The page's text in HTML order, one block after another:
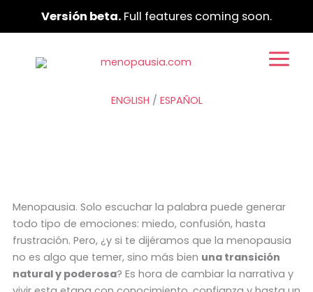
Versión beta. Full features coming soon.
ENGLISH / ESPAÑOL
Menopausia. Solo escuchar la palabra puede generar
todo tipo de emociones: miedo, confusión, hasta
frustración. Pero, ¿y si te dijéramos que la menopausia
no es algo que temer, sino más bien una transición
natural y poderosa? Es hora de cambiar la narrativa y